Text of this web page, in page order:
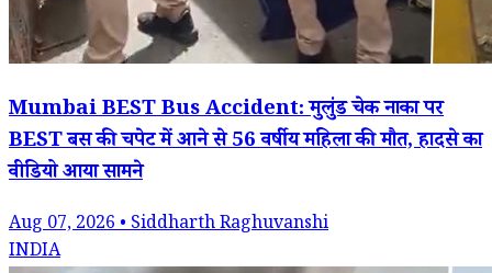
Mumbai BEST Bus Accident: मुलुंड चेक नाका पर
BEST बस की चपेट में आने से 56 वर्षीय महिला की मौत, हादसे का
वीडियो आया सामने
Aug 07, 2026 • Siddharth Raghuvanshi
INDIA